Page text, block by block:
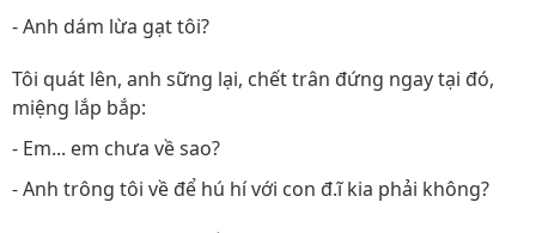
- Anh dám lừa gạt tôi?
Tôi quát lên, anh sững lại, chết trân đứng ngay tại đó,
miệng lắp bắp:
- Em... em chưa về sao?
- Anh trông tôi về để hú hí với con đ.ĩ kia phải không?